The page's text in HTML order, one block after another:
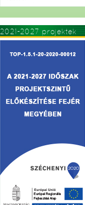
2021-2027 projektek